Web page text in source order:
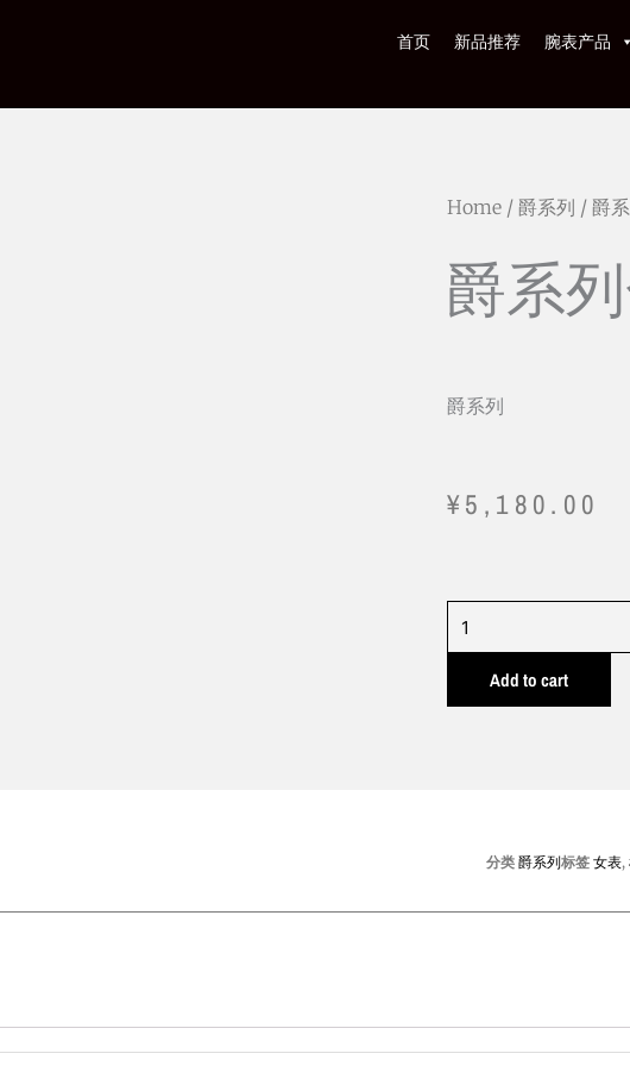
首页 新品推荐 腕表产品
Home / 爵系列 / 爵
爵系
爵系列
¥5,180.00
系
金
Add to cart
分类 爵系列标签 女表,